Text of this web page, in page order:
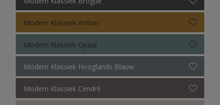
Sikkens Colour Futures 2021
Sikkens Colour Futures 2019
Modern Klassiek Amber
Modern Klassiek Opaal
Modern Klassiek Hooglands Blauw
Modern Klassiek Cendré